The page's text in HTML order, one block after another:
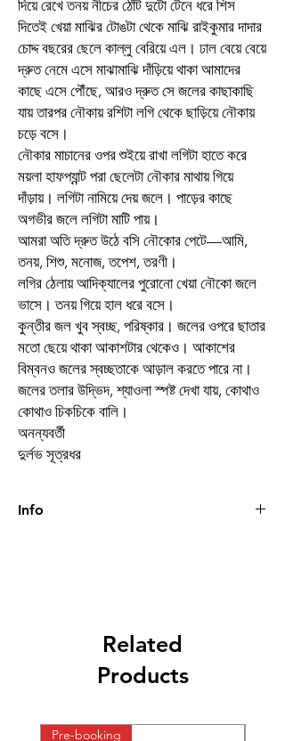
দিয়ে রেখে তনয় নীচের ঠোঁট দুটো টেনে ধরে শিস
দিতেই খেয়া মাঝির টোঙটা থেকে মাঝি রাইকুমার দাদার
চোদ্দ বছরের ছেলে কাল্লু বেরিয়ে এল। ঢাল বেয়ে বেয়ে
দ্রুত নেমে এসে মাঝামাঝি দাঁড়িয়ে থাকা আমাদের
কাছে এসে পৌঁছে, আরও দ্রুত সে জলের কাছাকাছি
যায় তারপর নৌকায় রশিটা লগি থেকে ছাড়িয়ে নৌকায়
চড়ে বসে।
নৌকার মাচানের ওপর শুইয়ে রাখা লগিটা হাতে করে
ময়লা হাফপ্যান্ট পরা ছেলেটা নৌকার মাথায় গিয়ে
দাঁড়ায়। লগিটা নামিয়ে দেয় জলে। পাড়ের কাছে
অগভীর জলে লগিটা মাটি পায়।
আমরা অতি দ্রুত উঠে বসি নৌকোর পেটে—আমি,
তনয়, শিশু, মনোজ, তপেশ, তরণী।
লগির ঠেলায় আদিক্যালের পুরোনো খেয়া নৌকো জলে
ভাসে। তনয় গিয়ে হাল ধরে বসে।
কুন্তীর জল খুব স্বচ্ছ, পরিষ্কার। জলের ওপরে ছাতার
মতো ছেয়ে থাকা আকাশটার থেকেও। আকাশের
বিম্বনও জলের স্বচ্ছতাকে আড়াল করতে পারে না।
জলের তলার উদ্ভিদ, শ্যাওলা স্পষ্ট দেখা যায়, কোথাও
কোথাও চিকচিকে বালি।
অনন্যবর্তী
দুর্লভ সূত্রধর
Info
2022
Publisher
Suprokash
Related
Products
Pre-booking